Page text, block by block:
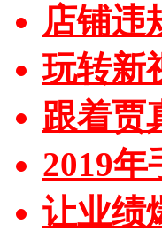
店铺违
玩转新
跟着贾
2019
让业绩